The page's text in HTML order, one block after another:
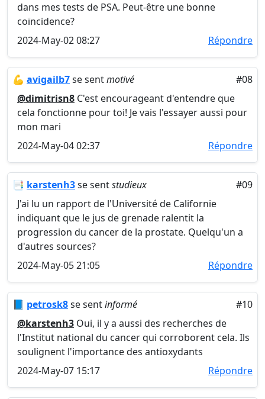
dans mes tests de PSA. Peut-être une bonne
coïncidence?
2024-May-02 08:27
Répondre
💪 avigailb7se sentmotivé
#08
@dimitrisn8 C'est encourageant d'entendre que
cela fonctionne pour toi! Je vais l'essayer aussi pour
mon mari
2024-May-04 02:37
Répondre
📑 karstenh3se sentstudieux
#09
J'ai lu un rapport de l'Université de Californie
indiquant que le jus de grenade ralentit la
progression du cancer de la prostate. Quelqu'un a
d'autres sources?
2024-May-05 21:05
Répondre
📘 petrosk8se sentinformé
#10
@karstenh3 Oui, il y a aussi des recherches de
l'Institut national du cancer qui corroborent cela. Ils
soulignent l'importance des antioxydants
2024-May-07 15:17
Répondre